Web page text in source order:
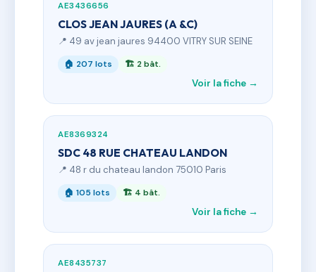
AE3436656
CLOS JEAN JAURES (A &C)
📍 49 av jean jaures 94400 VITRY SUR SEINE
🏠 207 lots 🏗 2 bât.
Voir la fiche →
AE8369324
SDC 48 RUE CHATEAU LANDON
📍 48 r du chateau landon 75010 Paris
🏠 105 lots 🏗 4 bât.
Voir la fiche →
AE8435737